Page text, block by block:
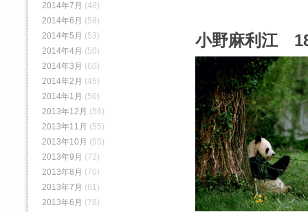
小野麻利江
2014年7月 (48)
2014年6月 (58)
2014年5月 (53)
2014年4月 (50)
2014年3月 (60)
2014年2月 (45)
2014年1月 (50)
2013年12月 (56)
2013年11月 (55)
2013年10月 (55)
2013年9月 (72)
2013年8月 (70)
2013年7月 (61)
2013年6月 (78)